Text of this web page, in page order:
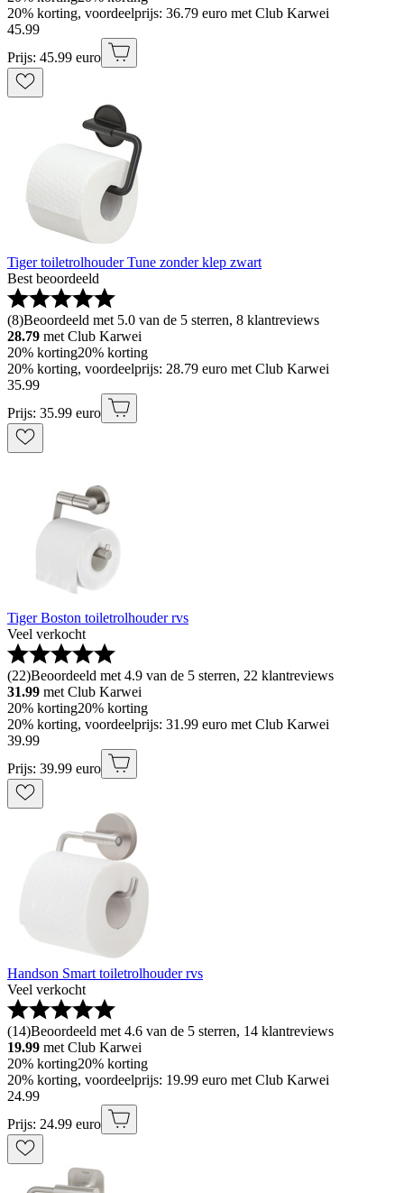
20% korting, voordeelprijs: 36.79 euro met Club Karwei
45.99
Prijs: 45.99 euro
Tiger toiletrolhouder Tune zonder klep zwart
Best beoordeeld
(8)Beoordeeld met 5.0 van de 5 sterren, 8 klantreviews
28.79 met Club Karwei
20% korting20% korting
20% korting, voordeelprijs: 28.79 euro met Club Karwei
35.99
Prijs: 35.99 euro
Tiger Boston toiletrolhouder rvs
Veel verkocht
(22)Beoordeeld met 4.9 van de 5 sterren, 22 klantreviews
31.99 met Club Karwei
20% korting20% korting
20% korting, voordeelprijs: 31.99 euro met Club Karwei
39.99
Prijs: 39.99 euro
Handson Smart toiletrolhouder rvs
Veel verkocht
(14)Beoordeeld met 4.6 van de 5 sterren, 14 klantreviews
19.99 met Club Karwei
20% korting20% korting
20% korting, voordeelprijs: 19.99 euro met Club Karwei
24.99
Prijs: 24.99 euro